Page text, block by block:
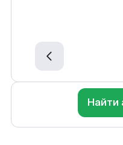
Найти